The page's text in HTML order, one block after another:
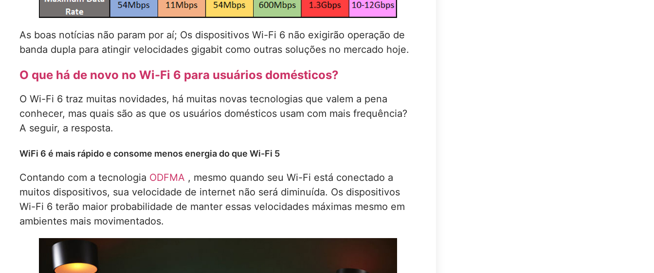
As boas notícias não param por aí; Os dispositivos Wi-Fi 6 não exigirão operação de
banda dupla para atingir velocidades gigabit como outras soluções no mercado hoje.
O que há de novo no Wi-Fi 6 para usuários domésticos?
O Wi-Fi 6 traz muitas novidades, há muitas novas tecnologias que valem a pena
conhecer, mas quais são as que os usuários domésticos usam com mais frequência?
A seguir, a resposta.
WiFi 6 é mais rápido e consome menos energia do que Wi-Fi 5
Contando com a tecnologia ODFMA , mesmo quando seu Wi-Fi está conectado a
muitos dispositivos, sua velocidade de internet não será diminuída. Os dispositivos
Wi-Fi 6 terão maior probabilidade de manter essas velocidades máximas mesmo em
ambientes mais movimentados.